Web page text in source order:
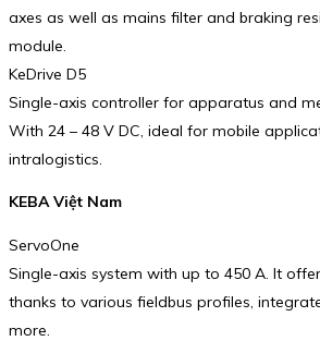
axes as well as mains filter and braking
module.
KeDrive D5
Single-axis controller for apparatus and
With 24 – 48 V DC, ideal for mobile
intralogistics.
KEBA Việt Nam
ServoOne
Single-axis system with up to 450 A. It
thanks to various field­bus profiles,
more.